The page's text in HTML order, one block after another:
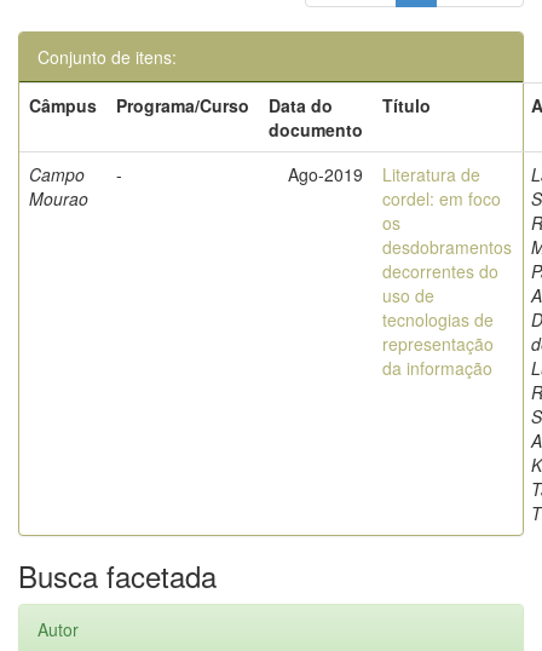
Conjunto de itens:
Câmpus
Programa/Curso
Data do
documento
Título
Campo
Mourao
- Ago-2019
Literatura de
cordel: em foco
os
desdobramentos
decorrentes do
uso de
tecnologias de
representação
da informação
Busca facetada
Autor